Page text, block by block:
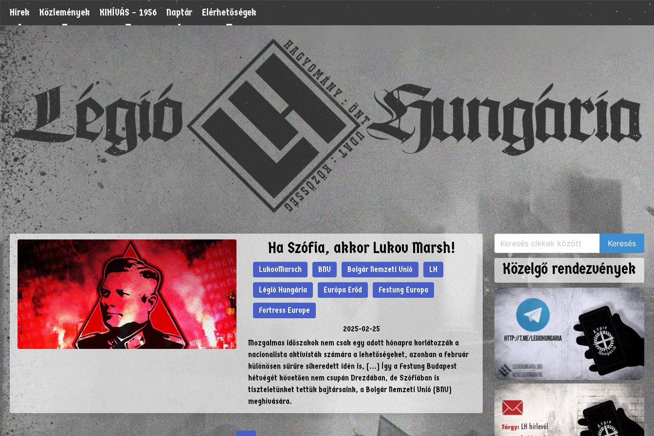
Hírek Közlemények KIHÍVÁS – 1956 Naptár Elérhetőségek
Ha Szófia, akkor Lukov Marsh!
LukovMarsch BNU Bolgár Nemzeti Unió LH
Légió Hungária Európa Erőd Festung Europa
Fortress Europe
2025-02-25
Mozgalmas időszakok nem csak egy adott hónapra korlátozzák a
nacionalista aktivisták számára a lehetőségeket, azonban a február
különösen sűrűre sikeredett idén is, [...] Így a Festung Budapest
hétvégét követően nem csupán Drezdában, de Szófiában is
tiszteletünket tettük bajtársaink, a Bolgár Nemzeti Unió (BNU)
meghívására.
Közelgő rendezvények